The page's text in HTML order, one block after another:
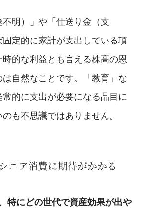
不明）」や「仕送り金（支
固定的に家計が支出している項
的な利益とも言える株高の恩
自然なことです。「教育」な
常的に支出が必要になる品目に
も不思議ではありません。
ニア消費に期待がかかる
特にどの世代で資産効果が出や